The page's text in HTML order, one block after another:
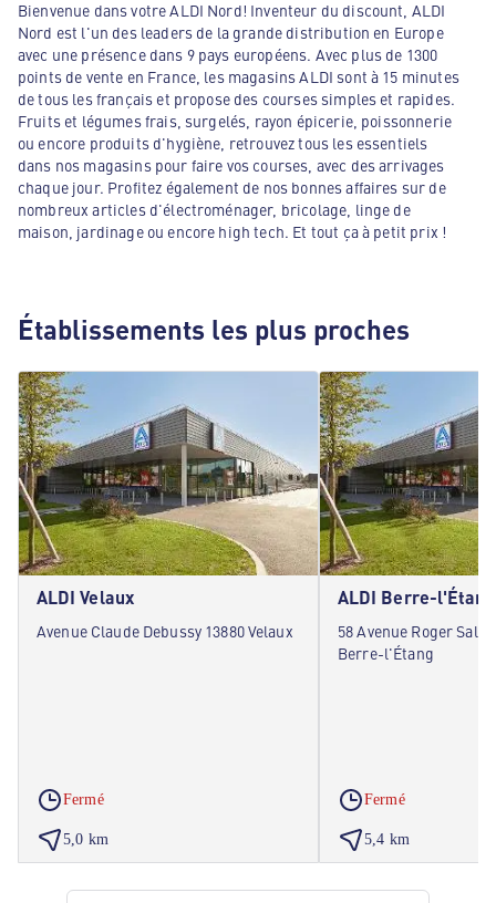
Bienvenue dans votre ALDI Nord! Inventeur du discount, ALDI
Nord est l'un des leaders de la grande distribution en Europe
avec une présence dans 9 pays européens. Avec plus de 1300
points de vente en France, les magasins ALDI sont à 15 minutes
de tous les français et propose des courses simples et rapides.
Fruits et légumes frais, surgelés, rayon épicerie, poissonnerie
ou encore produits d'hygiène, retrouvez tous les essentiels
dans nos magasins pour faire vos courses, avec des arrivages
chaque jour. Profitez également de nos bonnes affaires sur de
nombreux articles d'électroménager, bricolage, linge de
maison, jardinage ou encore high tech. Et tout ça à petit prix !
Établissements les plus proches
ALDI Velaux
Avenue Claude Debussy 13880 Velaux
Fermé
5,0 km
ALDI Berre-l'Étang
58 Avenue Roger
Berre-l'Étang
Fermé
5,4 km